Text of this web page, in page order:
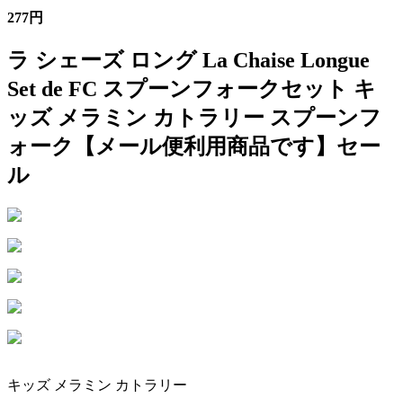
277円
ラ シェーズ ロング La Chaise Longue
Set de FC スプーンフォークセット キ
ッズ メラミン カトラリー スプーンフ
ォーク【メール便利用商品です】セー
ル
キッズ メラミン カトラリー